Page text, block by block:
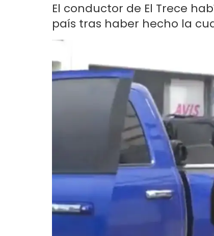
El conductor de El Trece
país tras haber hecho la